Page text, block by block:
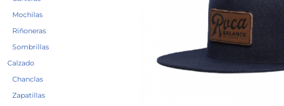
Mochilas
Riñoneras
Sombrillas
Calzado
Chanclas
Zapatillas